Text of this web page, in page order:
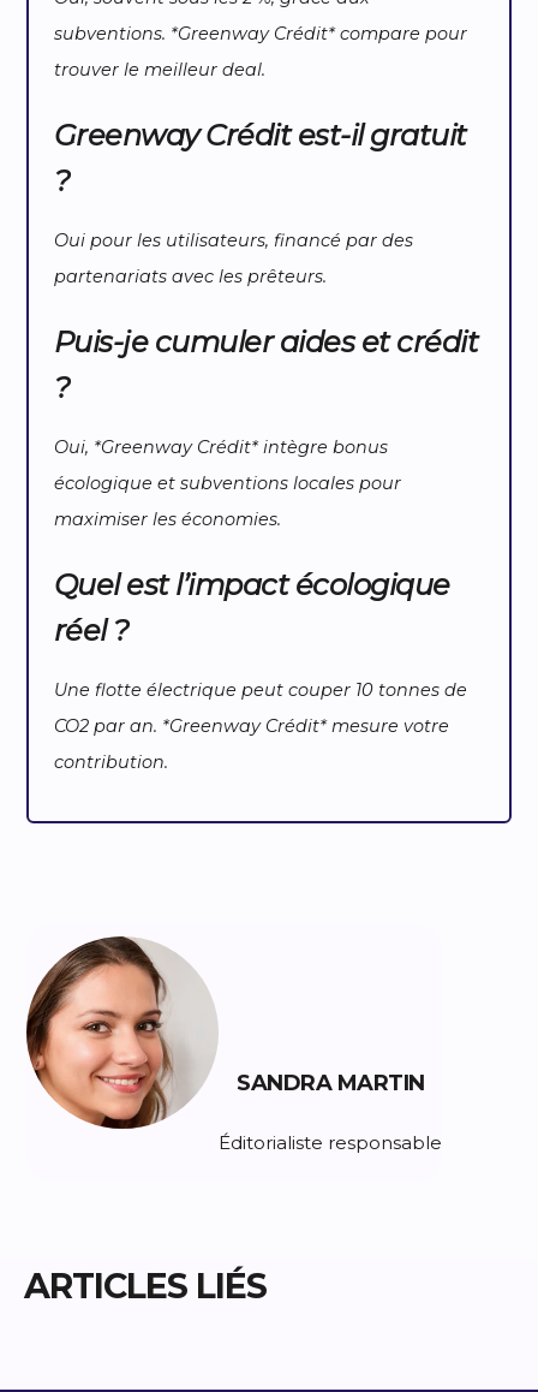
subventions. *Greenway Crédit* compare pour
trouver le meilleur deal.
Greenway Crédit est-il gratuit
?
Oui pour les utilisateurs, financé par des
partenariats avec les prêteurs.
Puis-je cumuler aides et crédit
?
Oui, *Greenway Crédit* intègre bonus
écologique et subventions locales pour
maximiser les économies.
Quel est l’impact écologique
réel ?
Une flotte électrique peut couper 10 tonnes de
CO2 par an. *Greenway Crédit* mesure votre
contribution.
SANDRA MARTIN
Éditorialiste responsable
ARTICLES LIÉS